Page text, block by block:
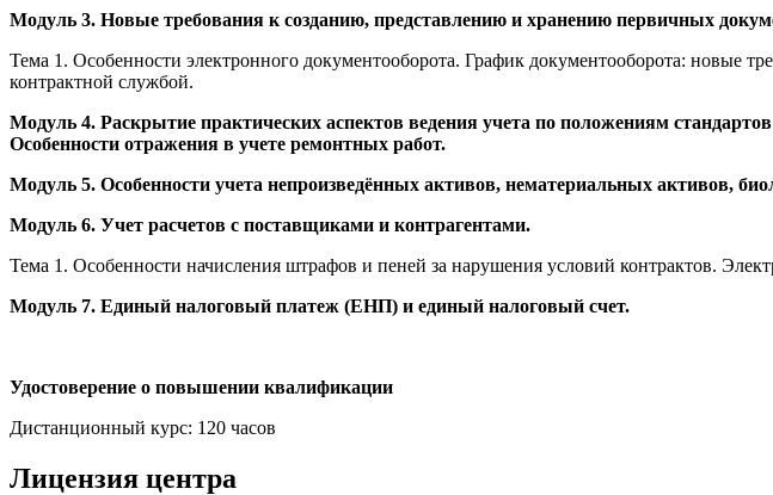
Модуль 3. Новые требования к созданию, представлению и хранению первичных
Тема 1. Особенности электронного документооборота. График документооборота: новые
контрактной службой.
Модуль 4. Раскрытие практических аспектов ведения учета по положениям
Особенности отражения в учете ремонтных работ.
Модуль 5. Особенности учета непроизведённых активов, нематериальных активов,
Модуль 6. Учет расчетов с поставщиками и контрагентами.
Тема 1. Особенности начисления штрафов и пеней за нарушения условий контрактов.
Модуль 7. Единый налоговый платеж (ЕНП) и единый налоговый счет.
Удостоверение о повышении квалификации
Дистанционный курс: 120 часов
Лицензия центра